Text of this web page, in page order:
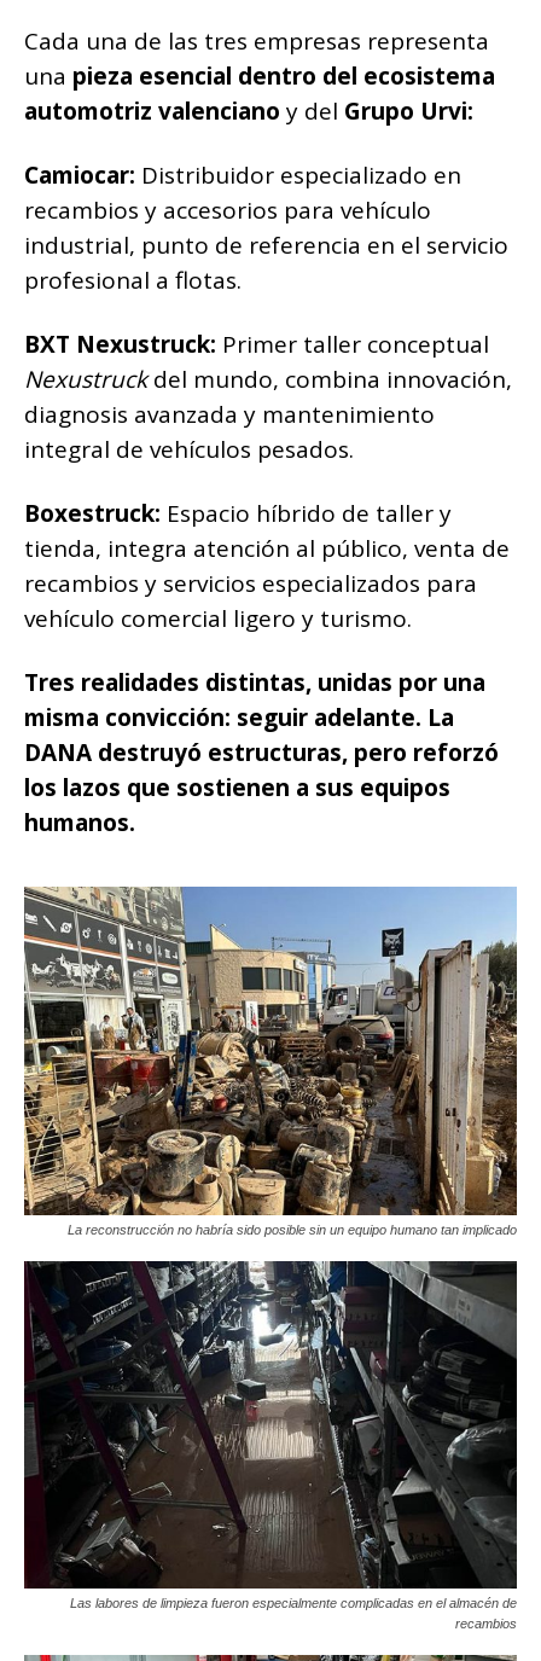
Cada una de las tres empresas representa
una pieza esencial dentro del ecosistema
automotriz valenciano y del Grupo Urvi:
Camiocar: Distribuidor especializado en
recambios y accesorios para vehículo
industrial, punto de referencia en el servicio
profesional a flotas.
BXT Nexustruck: Primer taller conceptual
Nexustruckdel mundo, combina innovación,
diagnosis avanzada y mantenimiento
integral de vehículos pesados.
Boxestruck: Espacio híbrido de taller y
tienda, integra atención al público, venta de
recambios y servicios especializados para
vehículo comercial ligero y turismo.
Tres realidades distintas, unidas por una
misma convicción: seguir adelante. La
DANA destruyó estructuras, pero reforzó
los lazos que sostienen a sus equipos
humanos.
La reconstrucción no habría sido posible sin un equipo humano tan implicado
Las labores de limpieza fueron especialmente complicadas en el almacén de
recambios